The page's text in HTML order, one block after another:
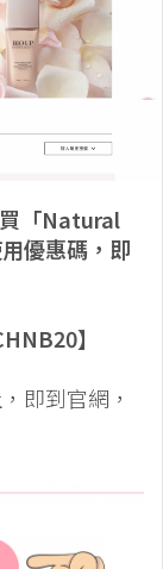
「Natural
優惠碼，即
】
即到官網，